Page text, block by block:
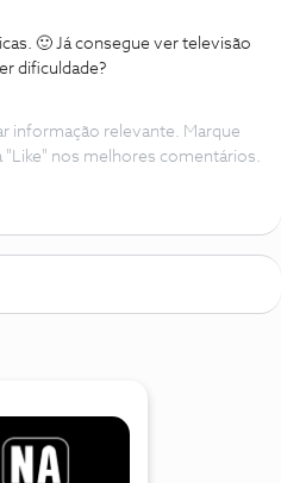
🙂 Já consegue ver televisão
dificuldade?
informação relevante. Marque
"Like" nos melhores comentários.